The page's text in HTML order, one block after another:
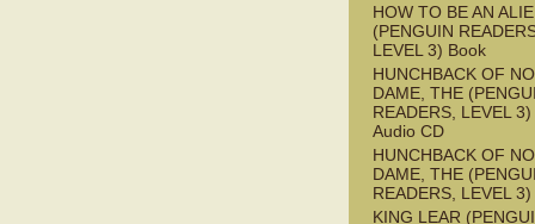
HOW TO BE AN
(PENGUIN
LEVEL 3) Book
HUNCHBACK OF
DAME, THE
READERS, LEVEL
Audio CD
HUNCHBACK OF
DAME, THE
READERS, LEVEL
KING LEAR